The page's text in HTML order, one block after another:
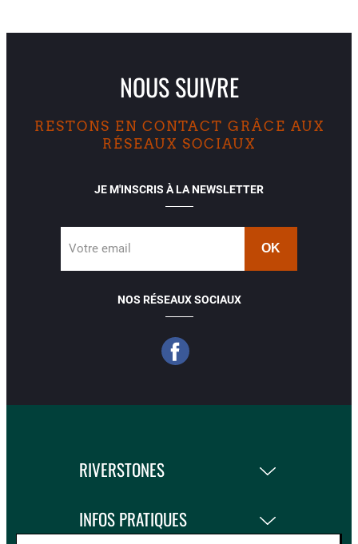
NOUS SUIVRE
RESTONS EN CONTACT GRÂCE AUX
RÉSEAUX SOCIAUX
JE M'INSCRIS À LA NEWSLETTER
Votre email
NOS RÉSEAUX SOCIAUX
RIVERSTONES
INFOS PRATIQUES